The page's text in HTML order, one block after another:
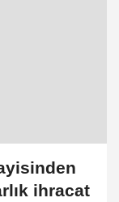
ihracat